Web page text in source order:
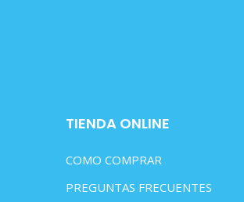
TIENDA ONLINE
COMO COMPRAR
PREGUNTAS FRECUENTES